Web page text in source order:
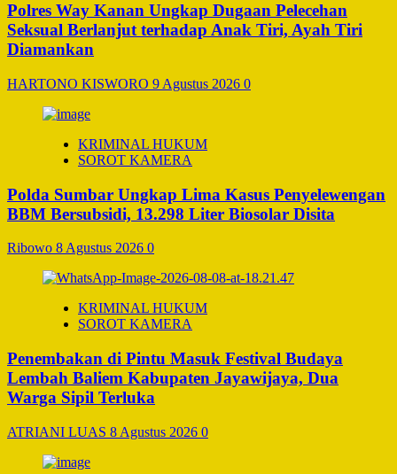
Polres Way Kanan Ungkap Dugaan Pelecehan
Seksual Berlanjut terhadap Anak Tiri, Ayah Tiri
Diamankan
HARTONO KISWORO 9 Agustus 2026 0
KRIMINAL HUKUM
SOROT KAMERA
Polda Sumbar Ungkap Lima Kasus Penyelewengan
BBM Bersubsidi, 13.298 Liter Biosolar Disita
Ribowo 8 Agustus 2026 0
KRIMINAL HUKUM
SOROT KAMERA
Penembakan di Pintu Masuk Festival Budaya
Lembah Baliem Kabupaten Jayawijaya, Dua
Warga Sipil Terluka
ATRIANI LUAS 8 Agustus 2026 0